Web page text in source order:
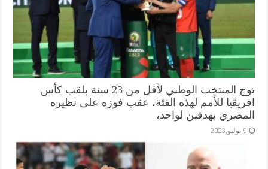
توج المنتخب الوطني لأقل من 23 سنة بلقب كأس
افريقيا للأمم لهذه الفئة، عقب فوزه على نظيره
المصري بهدفين لواحد،
9 يوليو,2023